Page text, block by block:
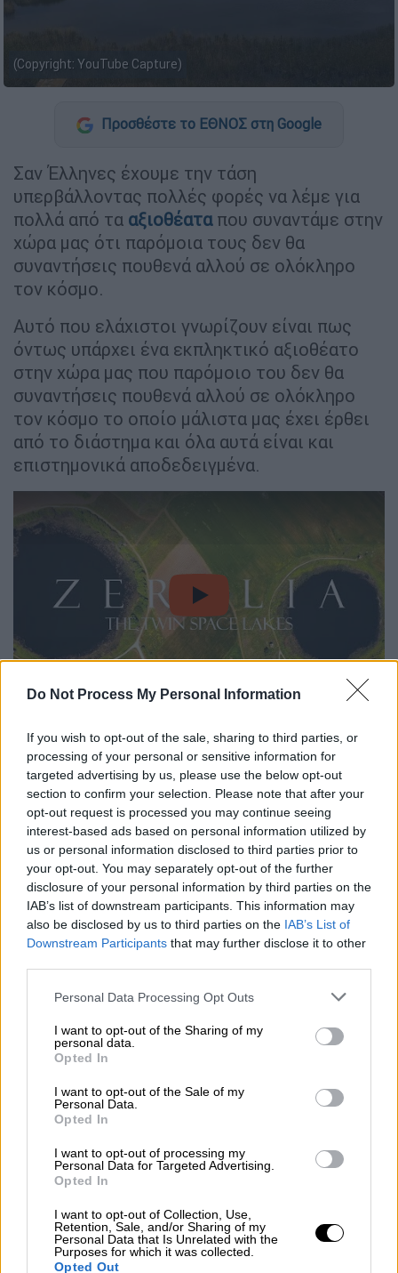
Do Not Process My Personal Information
If you wish to opt-out of the sale, sharing to third parties, or
processing of your personal or sensitive information for
targeted advertising by us, please use the below opt-out
section to confirm your selection. Please note that after your
opt-out request is processed you may continue seeing
interest-based ads based on personal information utilized by
us or personal information disclosed to third parties prior to
your opt-out. You may separately opt-out of the further
disclosure of your personal information by third parties on the
IAB’s list of downstream participants. This information may
also be disclosed by us to third parties on the IAB’s List of
Downstream Participants that may further disclose it to other
Please note that this website/app uses one or more Google
not limited to your visit or usage behaviour. You may click to
grant or deny consent to Google and its third-party tags to
use your data for below specified purposes in below Google
consent section.
Personal Data Processing Opt Outs
I want to opt-out of the Sharing of my
personal data.
Opted In
I want to opt-out of the Sale of my
Personal Data.
Opted In
I want to opt-out of processing my
Personal Data for Targeted Advertising.
Opted In
I want to opt-out of Collection, Use,
Retention, Sale, and/or Sharing of my
Personal Data that Is Unrelated with the
Purposes for which it was collected.
Opted Out
(Copyright: YouTube Capture)
Προσθέστε το ΕΘΝΟΣ στη Google
Σαν Έλληνες έχουμε την τάση
υπερβάλλοντας πολλές φορές να λέμε για
πολλά από τα αξιοθέαταπου συναντάμε στην
χώρα μας ότι παρόμοια τους δεν θα
συναντήσεις πουθενά αλλού σε ολόκληρο
τον κόσμο.
Αυτό που ελάχιστοι γνωρίζουν είναι πως
όντως υπάρχει ένα εκπληκτικό αξιοθέατο
στην χώρα μας που παρόμοιο του δεν θα
συναντήσεις πουθενά αλλού σε ολόκληρο
τον κόσμο το οποίο μάλιστα μας έχει έρθει
από το διάστημα και όλα αυτά είναι και
επιστημονικά αποδεδειγμένα.
video
τόσο σε ομορφιά όσο και χαρακτηριστικά
Λίμνες Ζερέλια που βρίσκονται μόλις λίγα
χιλιόμετρα έξω από τον Βόλο και πολύ
κοντά στην πόλη του Αλμυρού.
Η ιστορία τους
Πριν από 10 χιλιάδες περίπου χρόνια, ένας
μετεωρίτης προσέκρουσε στη Γη και
δημιούργησε δυο δίδυμους κρατήρες. Το
μοναδικό αυτό φαινόμενο στην Ελλάδα
στάθηκε αφορμή για να δημιουργηθούν οι
ΔΙΑΒΑΣΤΕ ΕΠΙΣΗΣ
Ελλάδα|04.12.2021 10:52
Μεσολόγγι, πλημμύρισε ο Σπερχειός
– Πού θα σημειωθούν έντονα
φαινόμενα
Ελλάδα|04.12.2021 10:43